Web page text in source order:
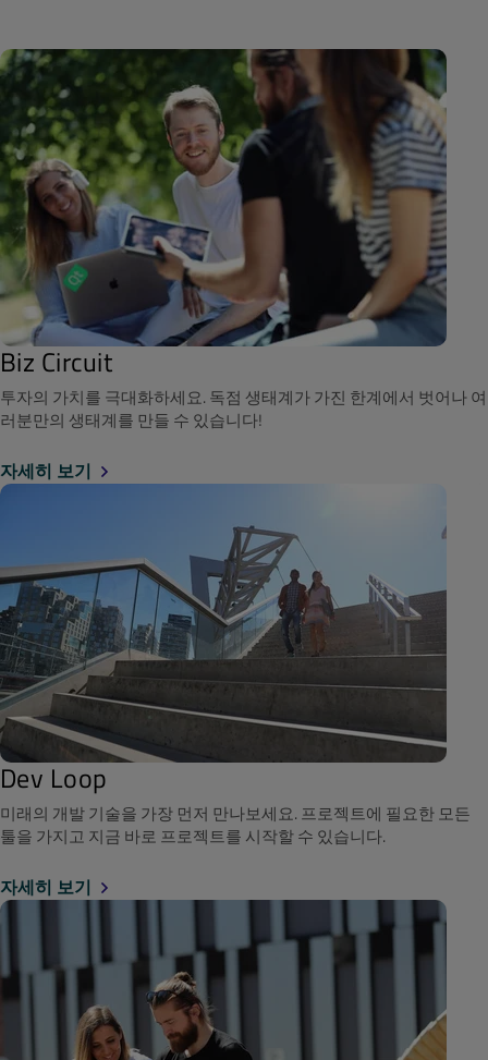
Biz Circuit
투자의 가치를 극대화하세요. 독점 생태계가 가진 한계에서 벗어나 여
러분만의 생태계를 만들 수 있습니다!
자세히 보기
Dev Loop
미래의 개발 기술을 가장 먼저 만나보세요. 프로젝트에 필요한 모든
툴을 가지고 지금 바로 프로젝트를 시작할 수 있습니다.
자세히 보기